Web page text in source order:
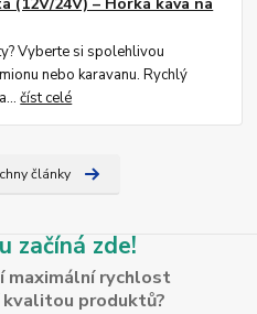
Vyberte si spolehlivou
nebo karavanu. Rychlý
číst celé
články
začíná zde!
maximální rychlost
kvalitou produktů?